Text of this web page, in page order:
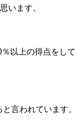
います。
以上の得点をして
言われています。